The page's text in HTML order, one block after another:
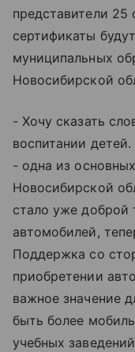
представители 25
сертификаты
муниципальных
Новосибирской
- Хочу сказать
воспитании
- одна из
Новосибирской
стало уже доброй
автомобилей,
Поддержка со
приобретении
важное значение
быть более
учебных